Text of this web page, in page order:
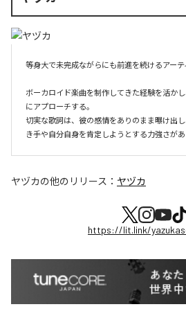
等身大で未完成ながらにも前進を続けるアーテ
ボーカロイド楽曲を制作してきた経験を活か
にアプローチする。
切実な歌詞は、彼の感情をありのまま曝け出
き手や自分自身を肯定しようとする力強さがあ
ヤヅカの他のリリース： ヤヅカ
https://lit.link/